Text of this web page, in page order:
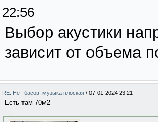
22:56
Выбор акустики
зависит от объема
RE: Нет басов, музыка плоская / 07-01-2024 23:21
Есть там 70м2